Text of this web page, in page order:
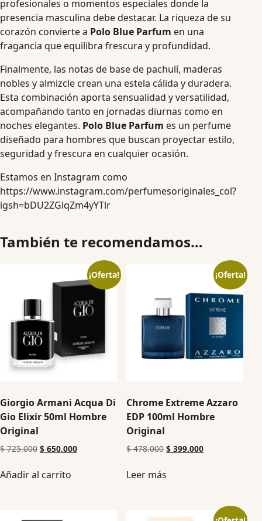
profesionales o momentos especiales donde la
presencia masculina debe destacar. La riqueza de su
corazón convierte a Polo Blue Parfum en una
fragancia que equilibra frescura y profundidad.
Finalmente, las notas de base de pachulí, maderas
nobles y almizcle crean una estela cálida y duradera.
Esta combinación aporta sensualidad y versatilidad,
acompañando tanto en jornadas diurnas como en
noches elegantes. Polo Blue Parfum es un perfume
diseñado para hombres que buscan proyectar estilo,
seguridad y frescura en cualquier ocasión.
Estamos en Instagram como
https://www.instagram.com/perfumesoriginales_col?
igsh=bDU2ZGlqZm4yYTlr
También te recomendamos…
¡Oferta!
Giorgio Armani Acqua Di
Gio Elixir 50ml Hombre
Original
$725.000 $ 650.000
Añadir al carrito
¡Oferta!
Chrome Extreme Azzaro
EDP 100ml Hombre
Original
$478.000 $ 399.000
Leer más